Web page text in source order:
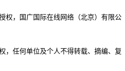
权，国广国际在线网络（北京）有限公
，任何单位及个人不得转载、摘编、复